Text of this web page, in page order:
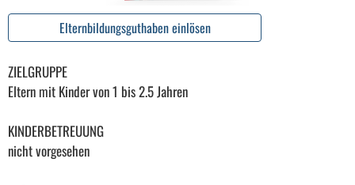
Elternbildungsguthaben einlösen
ZIELGRUPPE
Eltern mit Kinder von 1 bis 2.5 Jahren
KINDERBETREUUNG
nicht vorgesehen